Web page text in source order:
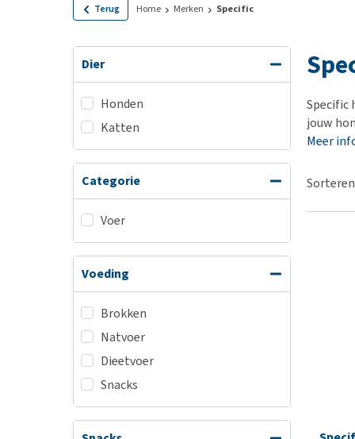
Glutenvrij
Biologisch
Vegan
Bekijk alles
Medische
BARF
Puppy apotheek
Vuurwerkangst
Bekijk alles
Terug Home Merken Specific
Dier
Honden
Katten
Categorie
Voer
Voeding
Brokken
Natvoer
Dieetvoer
Snacks
Specific
jouw
Meer